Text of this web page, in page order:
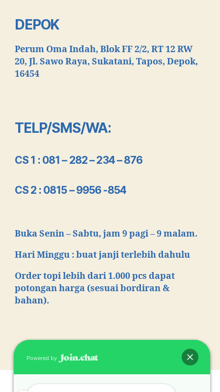
DEPOK
Perum Oma Indah, Blok FF 2/2, RT 12 RW
20, Jl. Sawo Raya, Sukatani, Tapos, Depok,
16454
TELP/SMS/WA:
CS 1 : 081 – 282 – 234 – 876
CS 2 : 0815 – 9956 -854
Buka Senin – Sabtu, jam 9 pagi – 9 malam.
Hari Minggu : buat janji terlebih dahulu
Order topi lebih dari 1.000 pcs dapat
potongan harga (sesuai bordiran &
bahan).
Powered by